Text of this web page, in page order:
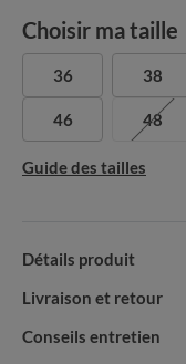
Choisir ma taille
36 38
46 48
Guide des tailles
Détails produit
Livraison et retour
Conseils entretien